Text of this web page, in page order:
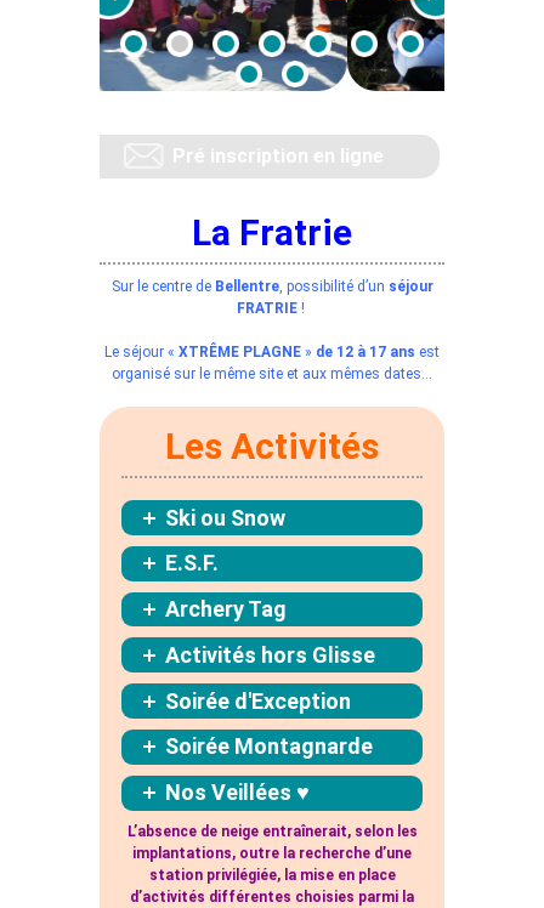
Pré inscription en ligne
La Fratrie
Sur le centre de Bellentre, possibilité d’un séjour
FRATRIE!
Le séjour « XTRÊME PLAGNE » de 12 à 17 ans est
organisé sur le même site et aux mêmes dates…
Les Activités
Ski ou Snow
E.S.F.
Archery Tag
Activités hors Glisse
Soirée d'Exception
Soirée Montagnarde
Nos Veillées ♥
L’absence de neige entraînerait, selon les
implantations, outre la recherche d’une
station privilégiée, la mise en place
d’activités différentes choisies parmi la